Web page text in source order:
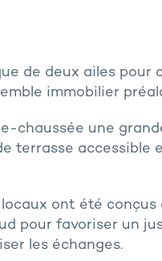
de deux ailes pour
immobilier
chaussée une
terrasse
locaux ont été
pour favoriser un
les échanges.